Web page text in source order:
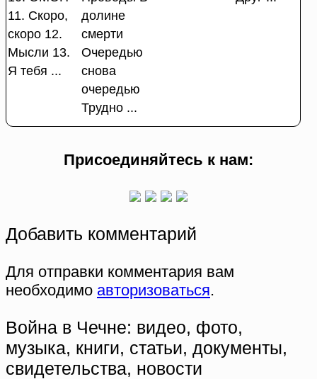
11. Скоро,
скоро 12.
Мысли 13.
Я тебя ...
долине
смерти
Очередью
снова
очередью
Трудно ...
Присоединяйтесь к нам:
Добавить комментарий
Для отправки комментария вам
необходимо авторизоваться.
Война в Чечне: видео, фото,
музыка, книги, статьи, документы,
свидетельства, новости